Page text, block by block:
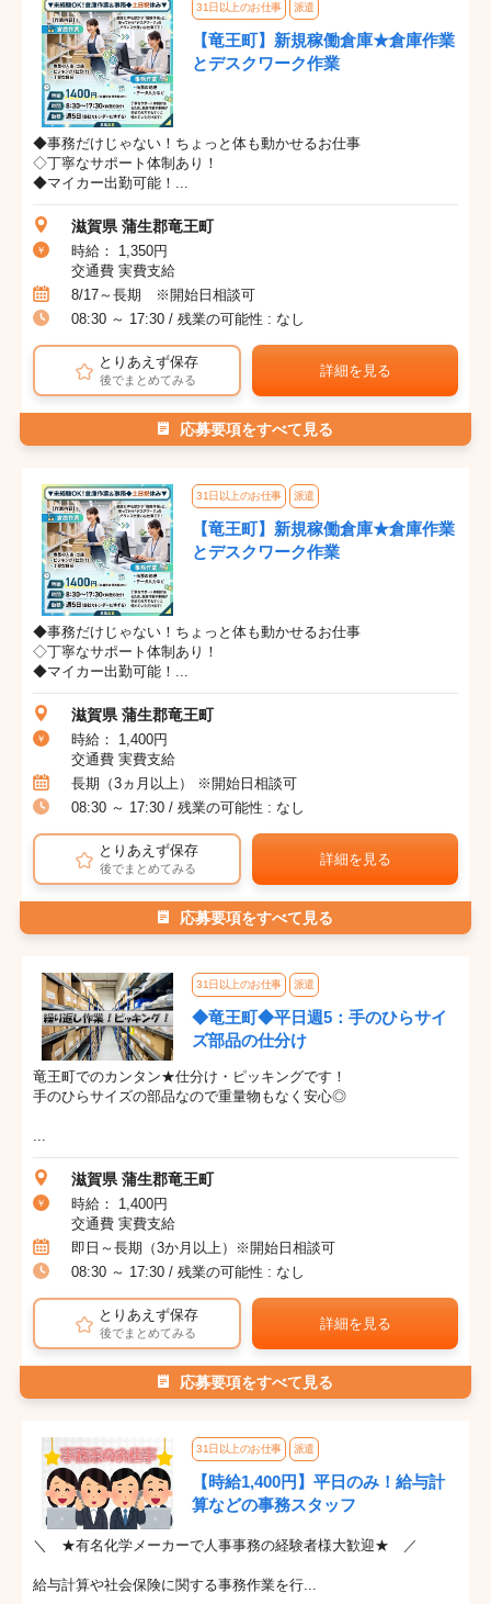
31日以上のお仕事 派遣
【竜王町】新規稼働倉庫★倉庫作業
とデスクワーク作業
◆事務だけじゃない！ちょっと体も動かせるお仕事
◇丁寧なサポート体制あり！
◆マイカー出勤可能！...
滋賀県 蒲生郡竜王町
時給： 1,350円
交通費 実費支給
8/17～長期 ※開始日相談可
08:30 ～ 17:30 / 残業の可能性 : なし
とりあえず保存
後でまとめてみる
詳細を見る
応募要項をすべて見る
31日以上のお仕事 派遣
【竜王町】新規稼働倉庫★倉庫作業
とデスクワーク作業
◆事務だけじゃない！ちょっと体も動かせるお仕事
◇丁寧なサポート体制あり！
◆マイカー出勤可能！...
滋賀県 蒲生郡竜王町
時給： 1,400円
交通費 実費支給
長期（3ヵ月以上） ※開始日相談可
08:30 ～ 17:30 / 残業の可能性 : なし
とりあえず保存
後でまとめてみる
詳細を見る
応募要項をすべて見る
31日以上のお仕事 派遣
◆竜王町◆平日週5：手のひらサイ
ズ部品の仕分け
竜王町でのカンタン★仕分け・ピッキングです！
手のひらサイズの部品なので重量物もなく安心◎
...
滋賀県 蒲生郡竜王町
時給： 1,400円
交通費 実費支給
即日～長期（3か月以上）※開始日相談可
08:30 ～ 17:30 / 残業の可能性 : なし
とりあえず保存
後でまとめてみる
詳細を見る
応募要項をすべて見る
31日以上のお仕事 派遣
【時給1,400円】平日のみ！給与計
算などの事務スタッフ
＼ ★有名化学メーカーで人事事務の経験者様大歓迎★ ／
給与計算や社会保険に関する事務作業を行...